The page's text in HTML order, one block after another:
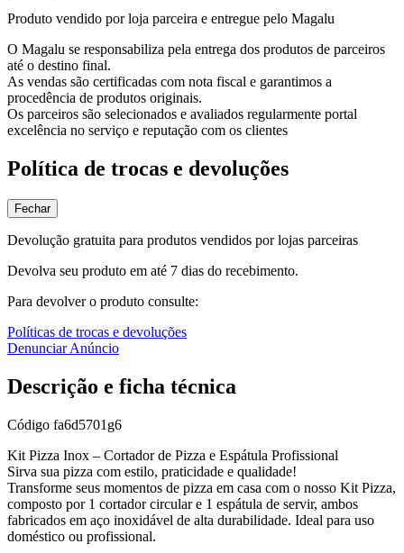
Produto vendido por loja parceira e entregue pelo Magalu
O Magalu se responsabiliza pela entrega dos produtos de parceiros
até o destino final.
As vendas são certificadas com nota fiscal e garantimos a
procedência de produtos originais.
Os parceiros são selecionados e avaliados regularmente portal
excelência no serviço e reputação com os clientes
Política de trocas e devoluções
Fechar
Devolução gratuita para produtos vendidos por lojas parceiras
Devolva seu produto em até 7 dias do recebimento.
Para devolver o produto consulte:
Políticas de trocas e devoluções
Denunciar Anúncio
Descrição e ficha técnica
Código fa6d5701g6
Kit Pizza Inox – Cortador de Pizza e Espátula Profissional
Sirva sua pizza com estilo, praticidade e qualidade!
Transforme seus momentos de pizza em casa com o nosso Kit Pizza,
composto por 1 cortador circular e 1 espátula de servir, ambos
fabricados em aço inoxidável de alta durabilidade. Ideal para uso
doméstico ou profissional.